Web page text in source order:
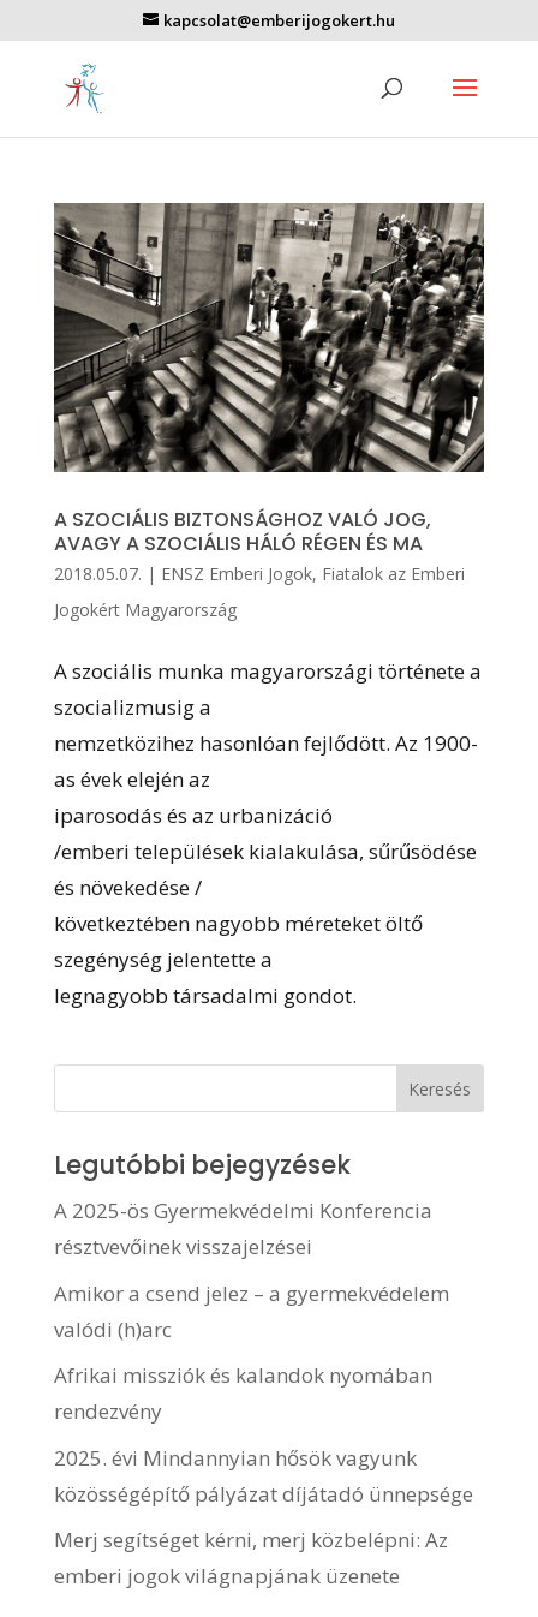
kapcsolat@emberijogokert.hu
A SZOCIÁLIS BIZTONSÁGHOZ VALÓ JOG,
AVAGY A SZOCIÁLIS HÁLÓ RÉGEN ÉS MA
2018.05.07. | ENSZ Emberi Jogok, Fiatalok az Emberi
Jogokért Magyarország
A szociális munka magyarországi története a
szocializmusig a
nemzetközihez hasonlóan fejlődött. Az 1900-
as évek elején az
iparosodás és az urbanizáció
/emberi települések kialakulása, sűrűsödése
és növekedése /
következtében nagyobb méreteket öltő
szegénység jelentette a
legnagyobb társadalmi gondot.
Legutóbbi bejegyzések
A 2025-ös Gyermekvédelmi Konferencia
résztvevőinek visszajelzései
Amikor a csend jelez – a gyermekvédelem
valódi (h)arc
Afrikai missziók és kalandok nyomában
rendezvény
2025. évi Mindannyian hősök vagyunk
közösségépítő pályázat díjátadó ünnepsége
Merj segítséget kérni, merj közbelépni: Az
emberi jogok világnapjának üzenete